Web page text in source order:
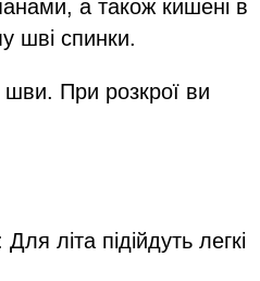
а також кишені в
шві спинки.
шви. При розкрої ви
літа підійдуть легкі